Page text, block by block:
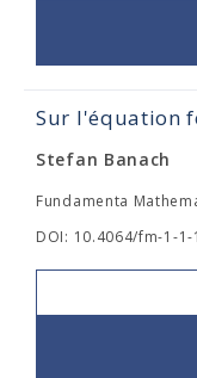
Sur l'équation
Stefan Banach
Fundamenta
DOI: 10.4064/fm-1-